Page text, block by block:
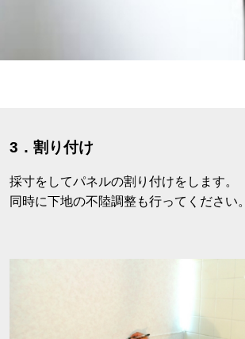
3．割り付け
採寸をしてパネルの割り付けをします。
同時に下地の不陸調整も行ってください。